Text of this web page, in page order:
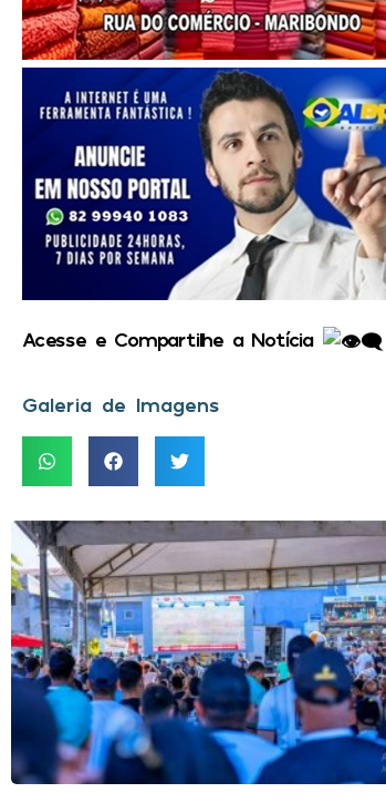
Acesse e Compartilhe a Notícia
Galeria de Imagens